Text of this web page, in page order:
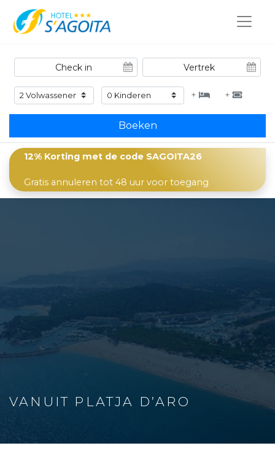
+ +
Boeken
12% Korting met de code SAGOITA26
Gratis annuleren tot 48 uur voor toegang
VANUIT PLATJA D’ARO